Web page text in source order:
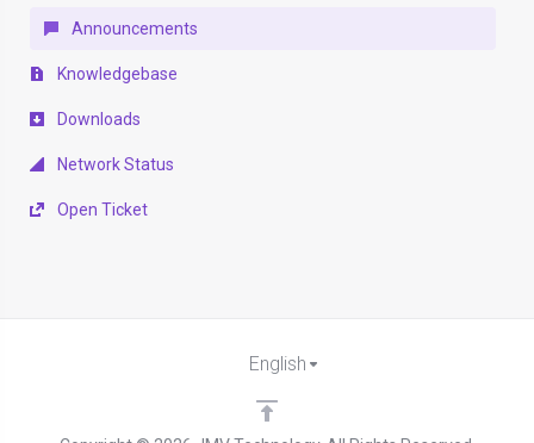
Announcements
Knowledgebase
Downloads
Network Status
Open Ticket
English